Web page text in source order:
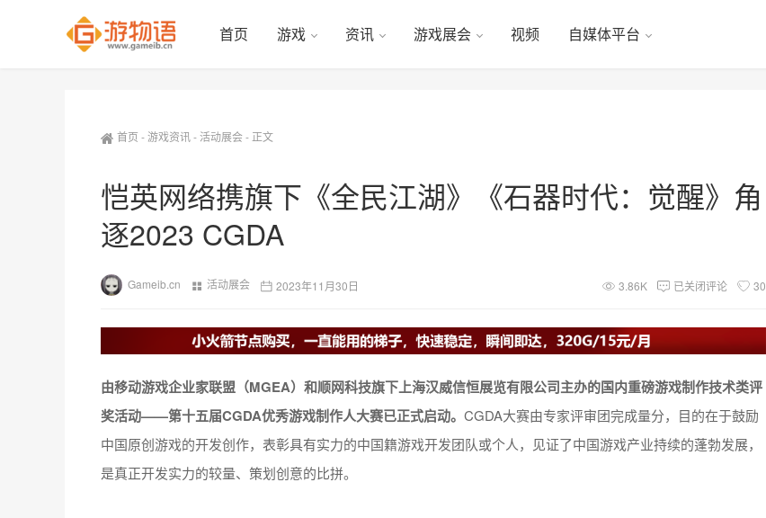
首页 游戏 资讯 游戏展会 视频 自媒体平台
首页 -游戏资讯-活动展会- 正文
恺英网络携旗下《全民江湖》《石器时代：觉醒》角
逐2023 CGDA
Gameib.cn 活动展会 2023年11月30日 3.86K 已关闭评论 30
由移动游戏企业家联盟（MGEA）和顺网科技旗下上海汉威信恒展览有限公司主办的国内重磅游戏制作技术类评
奖活动——第十五届CGDA优秀游戏制作人大赛已正式启动。 CGDA大赛由专家评审团完成量分，目的在于鼓励
中国原创游戏的开发创作，表彰具有实力的中国籍游戏开发团队或个人，见证了中国游戏产业持续的蓬勃发展，
是真正开发实力的较量、策划创意的比拼。